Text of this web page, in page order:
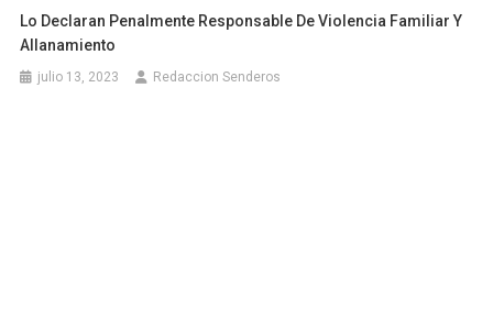
Lo Declaran Penalmente Responsable De Violencia Familiar Y
Allanamiento
julio 13, 2023 Redaccion Senderos